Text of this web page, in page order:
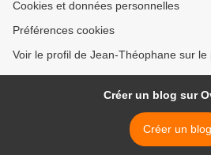
Cookies et données personnelles
Préférences cookies
Voir le profil de Jean-Théophane sur le
Créer un blog sur
Créer un blog